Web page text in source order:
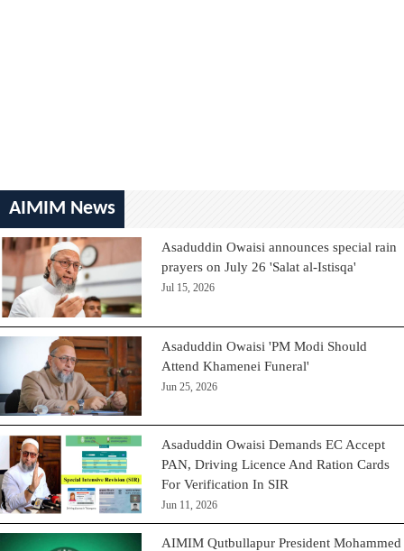
AIMIM News
Asaduddin Owaisi announces special rain
prayers on July 26 'Salat al-Istisqa'
Jul 15, 2026
Asaduddin Owaisi 'PM Modi Should
Attend Khamenei Funeral'
Jun 25, 2026
Asaduddin Owaisi Demands EC Accept
PAN, Driving Licence And Ration Cards
For Verification In SIR
Jun 11, 2026
AIMIM Qutbullapur President Mohammed